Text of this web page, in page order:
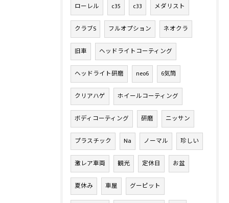
ローレル c35 c33 メダリスト
クラブS フルオプション ネオクラ
旧車 ヘッドライトコーティング
ヘッドライト研磨 neo6 6気筒
クリアハゲ ホイールコーティング
ボディコーティング 研磨 ニッサン
プラスチック Na ノーマル 珍しい
激レア車両 観光 定休日 お盆
夏休み 車屋 グーピット